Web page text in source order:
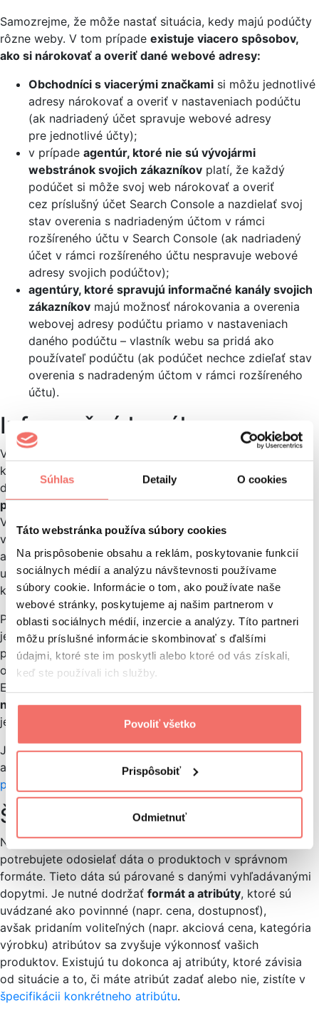
Súhlas Detaily O cookies
Táto webstránka používa súbory cookies
Na prispôsobenie obsahu a reklám, poskytovanie funkcií
sociálnych médií a analýzu návštevnosti používame
súbory cookie. Informácie o tom, ako používate naše
webové stránky, poskytujeme aj našim partnerom v
oblasti sociálnych médií, inzercie a analýzy. Títo partneri
môžu príslušné informácie skombinovať s ďalšími
údajmi, ktoré ste im poskytli alebo ktoré od vás získali,
keď ste používali ich služby.
Povoliť všetko
Prispôsobiť
Odmietnuť
Samozrejme, že môže nastať situácia, kedy majú podúčty
rôzne weby. V tom prípade existuje viacero spôsobov,
ako si nárokovať a overiť dané webové adresy:
Obchodníci s viacerými značkami si môžu jednotlivé
adresy nárokovať a overiť v nastaveniach podúčtu
(ak nadriadený účet spravuje webové adresy
pre jednotlivé účty);
v prípade agentúr, ktoré nie sú vývojármi
webstránok svojich zákazníkov platí, že každý
podúčet si môže svoj web nárokovať a overiť
cez príslušný účet Search Console a nazdielať svoj
stav overenia s nadriadeným účtom v rámci
rozšíreného účtu v Search Console (ak nadriadený
účet v rámci rozšíreného účtu nespravuje webové
adresy svojich podúčtov);
agentúry, ktoré spravujú informačné kanály svojich
zákazníkov majú možnosť nárokovania a overenia
webovej adresy podúčtu priamo v nastaveniach
daného podúčtu – vlastník webu sa pridá ako
používateľ podúčtu (ak podúčet nechce zdieľať stav
overenia s nadradeným účtom v rámci rozšíreného
účtu).
Informačné kanály
V neposlednom rade nemôžeme zabúdať na informačné
kanály pre viacero krajín. Informačný kanál produktových
dát je
zoznam všetkých produktov, ktoré chcete
predávaťa ktoré musia byť v konkrétnom formáte.
V predvolenom nastavení existuje niekoľko krajín, kde sú
vaše produkty dostupné. Vaša primárna krajina predaja
a výber jazyka pre informačný kanál produktových dát
určuje, pre ktoré ďalšie krajiny sú vaše produkty
k dispozícii.
Predaj vo viacerých krajinách pomocouGoogle Shopping
je dnes veľmi lukratívnou záležitosťou, pretože to často
prináša obchodníkom najväčšie výnosy spomedzi
ostatných kanálov. Podľa prieskumov spoločnosti Search
Engine Watch pochádza vo Veľkej Británii
na reklamuvo vyhľadávaní z nákupov Google a v USA
je to zhruba
Je však nutné najprv spĺňať určité požiadavky, podobne
ako pri tuzemskom inzerovaní. Existujú totižto
pre reklamy v nákupoch
Špecifikácia produktových dát
Na to, aby ste vytvárali úspešné reklamy v nákupoch,
potrebujete odosielať dáta o produktoch v správnom
formáte. Tieto dáta sú párované s danými vyhľadávanými
dopytmi. Je nutné dodržať formát a atribúty, ktoré sú
uvádzané ako povinnné (napr. cena, dostupnosť),
avšak pridaním voliteľných (napr. akciová cena, kategória
výrobku) atribútov sa zvyšuje výkonnosť vašich
produktov. Existujú tu dokonca aj atribúty, ktoré závisia
od situácie a to, či máte atribút zadať alebo nie, zistíte v
špecifikácii konkrétneho atribútu.